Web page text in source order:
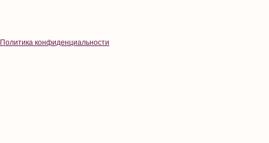
Политика конфиденциальности